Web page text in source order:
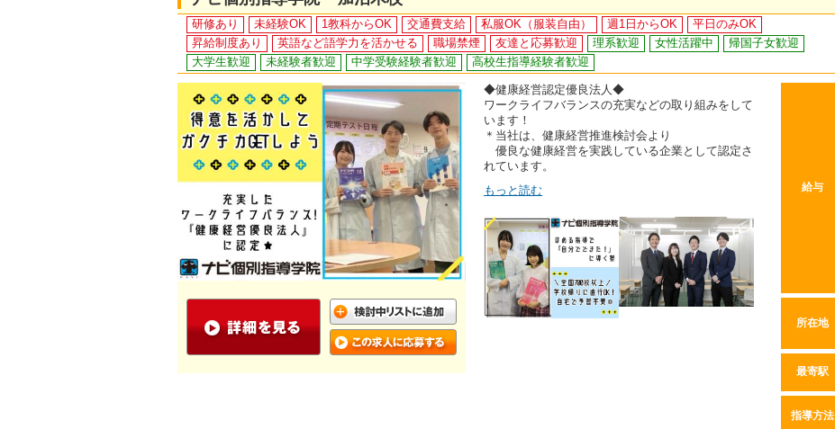
研修あり 未経験OK 1教科からOK 交通費支給 私服OK（服装自由） 週1日からOK
平日のみOK
昇給制度あり
英語など語学力を活かせる 職場禁煙 友達と応募歓迎 理系歓迎 女性活躍中
帰国子女歓迎
大学生歓迎
未経験者歓迎 中学受験経験者歓迎 高校生指導経験者歓迎
◆健康経営認定優良法人◆
ワークライフバランスの充実などの取り組みをして
います！
＊当社は、健康経営推進検討会より
優良な健康経営を実践している企業として認定さ
れています。
もっと読む
給与
所在地
最寄駅
指導方法